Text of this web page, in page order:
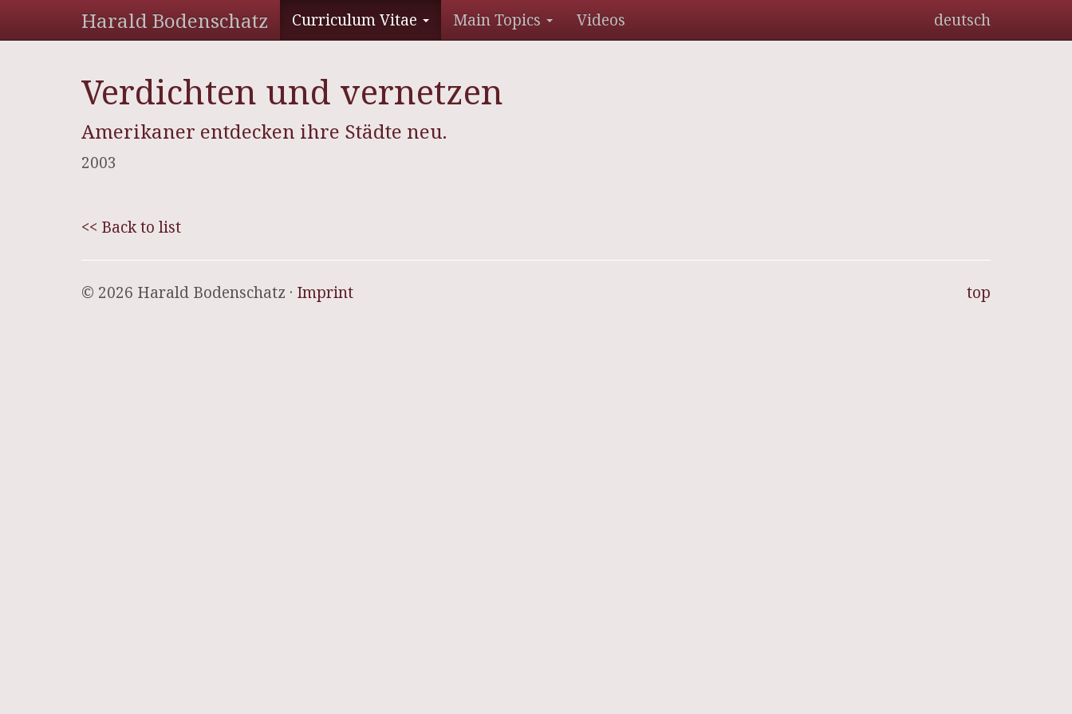
Harald Bodenschatz Curriculum Vitae Main Topics Videos deutsch
Verdichten und vernetzen
Amerikaner entdecken ihre Städte neu.
2003
<< Back to list
top
© 2026 Harald Bodenschatz · Imprint